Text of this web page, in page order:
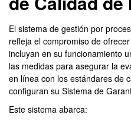
El sistema de gestión por
refleja el compromiso de
incluyan en su funcionamiento
las medidas para asegurar la
en línea con los estándares de
configuran su Sistema de
Este sistema abarca: